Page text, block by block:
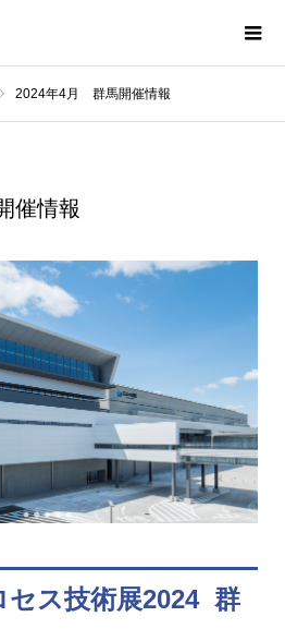
2024年4月 群馬開催情報
催情報
セス技術展2024 群